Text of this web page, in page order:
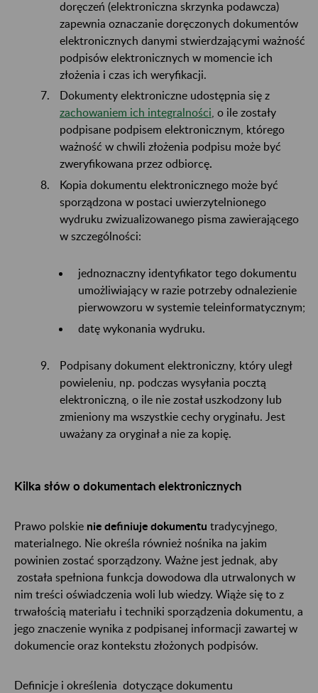
doręczeń (elektroniczna skrzynka podawcza)
zapewnia oznaczanie doręczonych dokumentów
elektronicznych danymi stwierdzającymi ważność
podpisów elektronicznych w momencie ich
złożenia i czas ich weryfikacji.
Dokumenty elektroniczne udostępnia się z
zachowaniem ich integralności , o ile zostały
podpisane podpisem elektronicznym, którego
ważność w chwili złożenia podpisu może być
zweryfikowana przez odbiorcę.
Kopia dokumentu elektronicznego może być
sporządzona w postaci uwierzytelnionego
wydruku zwizualizowanego pisma zawierającego
w szczególności:
jednoznaczny identyfikator tego dokumentu
umożliwiający w razie potrzeby odnalezienie
pierwowzoru w systemie teleinformatycznym;
datę wykonania wydruku.
Podpisany dokument elektroniczny, który uległ
powieleniu, np. podczas wysyłania pocztą
elektroniczną, o ile nie został uszkodzony lub
zmieniony ma wszystkie cechy oryginału. Jest
uważany za oryginał a nie za kopię.
Kilka słów o dokumentach elektronicznych
Prawo polskie nie definiuje dokumentu tradycyjnego,
materialnego. Nie określa również nośnika na jakim
powinien zostać sporządzony. Ważne jest jednak, aby
została spełniona funkcja dowodowa dla utrwalonych w
nim treści oświadczenia woli lub wiedzy. Wiąże się to z
trwałością materiału i techniki sporządzenia dokumentu, a
jego znaczenie wynika z podpisanej informacji zawartej w
dokumencie oraz kontekstu złożonych podpisów.
Definicje i określenia dotyczące dokumentu